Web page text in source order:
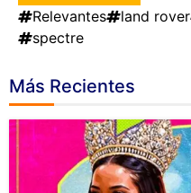
Relevantes
land rover
spectre
Más Recientes